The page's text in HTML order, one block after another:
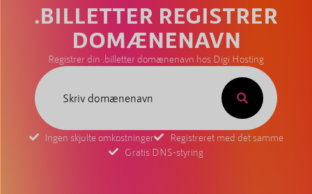
.BILLETTER REGISTRER
DOMÆNENAVN
Registrer din .billetter domænenavn hos Digi Hosting
Ingen skjulte omkostninger
Registreret med det samme
Gratis DNS-styring